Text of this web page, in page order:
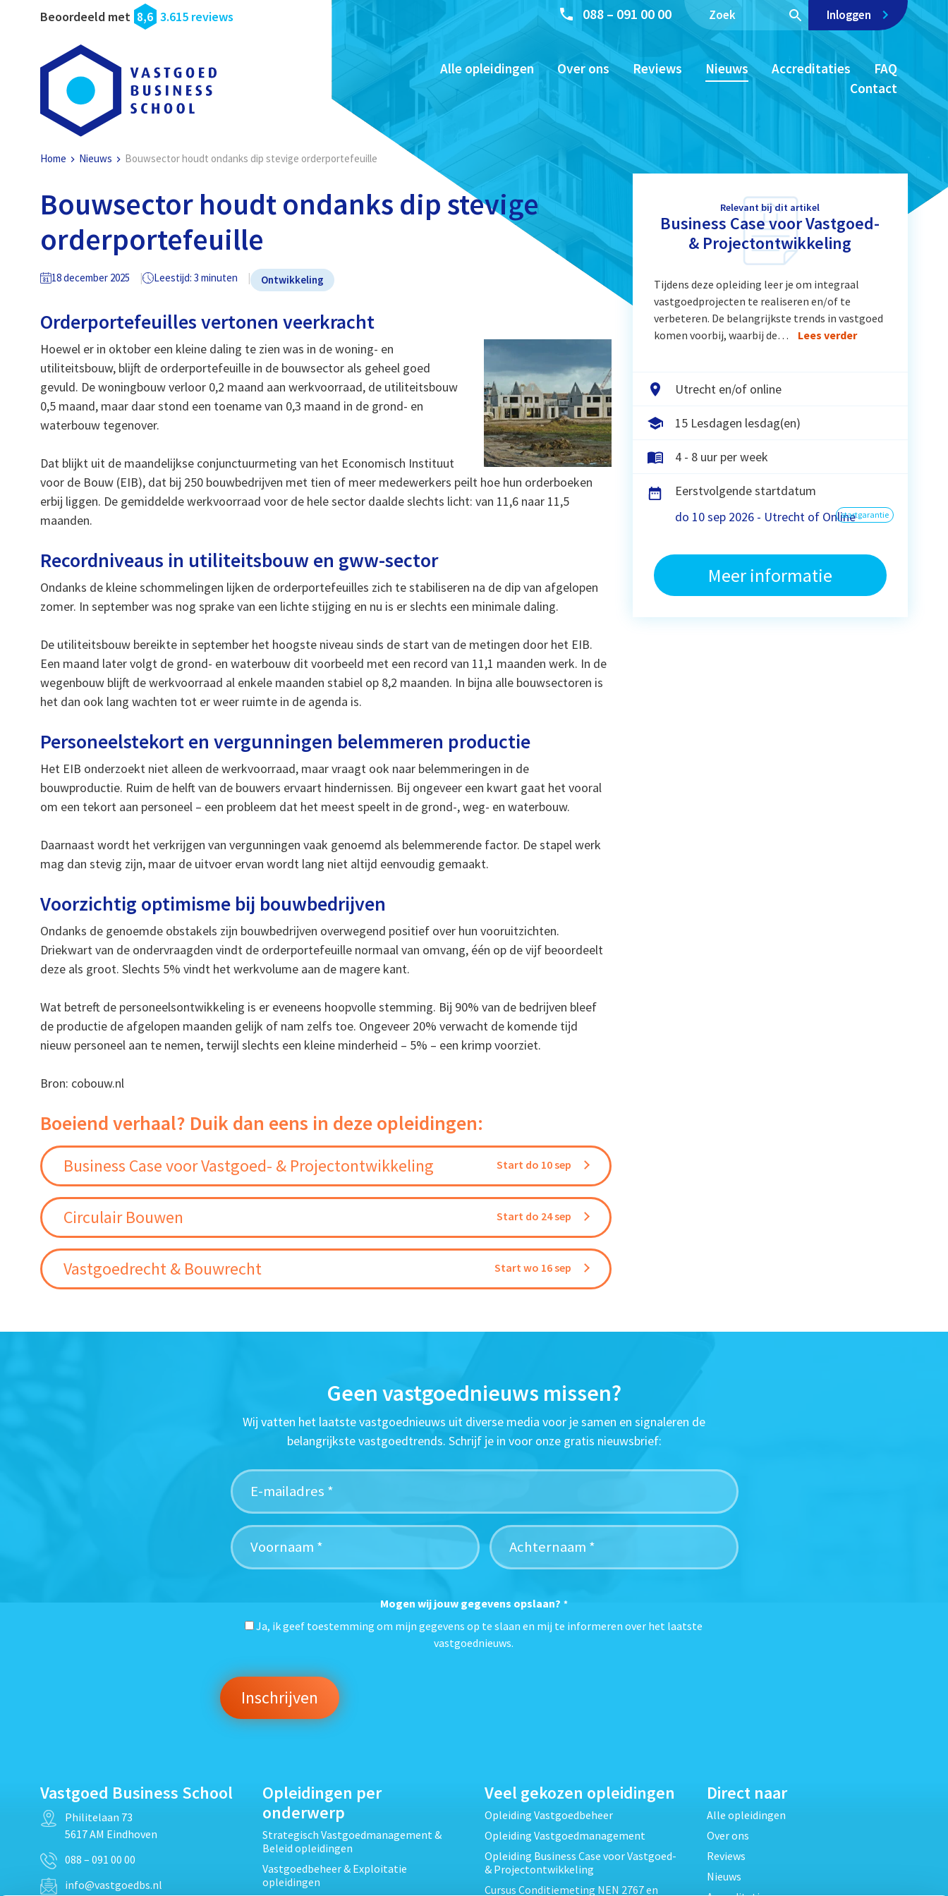
Beoordeeld met 8,6 3.615 reviews 088 – 091 00 00 Inloggen
Alle opleidingen Over ons Reviews Nieuws Accreditaties
FAQ
Contact
Home Nieuws Bouwsector houdt ondanks dip stevige orderportefeuille
Bouwsector houdt ondanks dip stevige
orderportefeuille
18 december 2025 Leestijd: 3 minuten Ontwikkeling
Orderportefeuilles vertonen veerkracht
Hoewel er in oktober een kleine daling te zien was in de woning- en
utiliteitsbouw, blijft de orderportefeuille in de bouwsector als geheel goed
gevuld. De woningbouw verloor 0,2 maand aan werkvoorraad, de utiliteitsbouw
0,5 maand, maar daar stond een toename van 0,3 maand in de grond- en
waterbouw tegenover.
Dat blijkt uit de maandelijkse conjunctuurmeting van het Economisch Instituut
voor de Bouw (EIB), dat bij 250 bouwbedrijven met tien of meer medewerkers peilt hoe hun orderboeken
erbij liggen. De gemiddelde werkvoorraad voor de hele sector daalde slechts licht: van 11,6 naar 11,5
maanden.
Recordniveaus in utiliteitsbouw en gww-sector
Ondanks de kleine schommelingen lijken de orderportefeuilles zich te stabiliseren na de dip van afgelopen
zomer. In september was nog sprake van een lichte stijging en nu is er slechts een minimale daling.
De utiliteitsbouw bereikte in september het hoogste niveau sinds de start van de metingen door het EIB.
Een maand later volgt de grond- en waterbouw dit voorbeeld met een record van 11,1 maanden werk. In de
wegenbouw blijft de werkvoorraad al enkele maanden stabiel op 8,2 maanden. In bijna alle bouwsectoren is
het dan ook lang wachten tot er weer ruimte in de agenda is.
Personeelstekort en vergunningen belemmeren productie
Het EIB onderzoekt niet alleen de werkvoorraad, maar vraagt ook naar belemmeringen in de
bouwproductie. Ruim de helft van de bouwers ervaart hindernissen. Bij ongeveer een kwart gaat het vooral
om een tekort aan personeel – een probleem dat het meest speelt in de grond-, weg- en waterbouw.
Daarnaast wordt het verkrijgen van vergunningen vaak genoemd als belemmerende factor. De stapel werk
mag dan stevig zijn, maar de uitvoer ervan wordt lang niet altijd eenvoudig gemaakt.
Voorzichtig optimisme bij bouwbedrijven
Ondanks de genoemde obstakels zijn bouwbedrijven overwegend positief over hun vooruitzichten.
Driekwart van de ondervraagden vindt de orderportefeuille normaal van omvang, één op de vijf beoordeelt
deze als groot. Slechts 5% vindt het werkvolume aan de magere kant.
Wat betreft de personeelsontwikkeling is er eveneens hoopvolle stemming. Bij 90% van de bedrijven bleef
de productie de afgelopen maanden gelijk of nam zelfs toe. Ongeveer 20% verwacht de komende tijd
nieuw personeel aan te nemen, terwijl slechts een kleine minderheid – 5% – een krimp voorziet.
Bron: cobouw.nl
Boeiend verhaal? Duik dan eens in deze opleidingen:
Business Case voor Vastgoed- & Projectontwikkeling Start do 10 sep
Circulair Bouwen Start do 24 sep
Vastgoedrecht & Bouwrecht Start wo 16 sep
Relevant bij dit artikel
Business Case voor Vastgoed-
& Projectontwikkeling
Tijdens deze opleiding leer je om integraal
vastgoedprojecten te realiseren en/of te
verbeteren. De belangrijkste trends in vastgoed
komen voorbij, waarbij de…
Lees verder
Utrecht en/of online
15 Lesdagen lesdag(en)
4 - 8 uur per week
Eerstvolgende startdatum
do 10 sep 2026 - Utrecht of Onlinestartgarantie
Meer informatie
Geen vastgoednieuws missen?
Wij vatten het laatste vastgoednieuws uit diverse media voor je samen en signaleren de
belangrijkste vastgoedtrends. Schrijf je in voor onze gratis nieuwsbrief:
Mogen wij jouw gegevens opslaan? *
Ja, ik geef toestemming om mijn gegevens op te slaan en mij te informeren over het laatste
vastgoednieuws.
Vastgoed Business School
Philitelaan 73
5617 AM Eindhoven
088 – 091 00 00
info@vastgoedbs.nl
Opleidingen per
onderwerp
Strategisch Vastgoedmanagement &
Beleid opleidingen
Vastgoedbeheer & Exploitatie
opleidingen
Veel gekozen opleidingen
Opleiding Vastgoedbeheer
Opleiding Vastgoedmanagement
Opleiding Business Case voor Vastgoed-
& Projectontwikkeling
Cursus Conditiemeting NEN 2767 en
Direct naar
Alle opleidingen
Over ons
Reviews
Nieuws